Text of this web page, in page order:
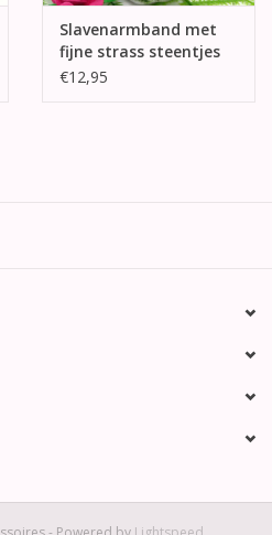
Slavenarmband met
fijne strass steentjes
€12,95